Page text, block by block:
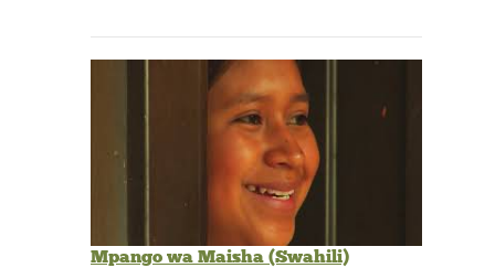
Mpango wa Maisha (Swahili)